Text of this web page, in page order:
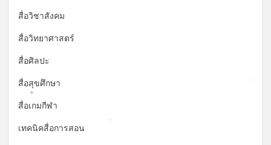
สื่อวิชาสังคม
สื่อวิทยาศาสตร์
สื่อศิลปะ
สื่อสุขศึกษา
สื่อเกมกีฬา
เทคนิคสื่อการสอน